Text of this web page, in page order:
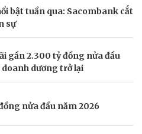
bật tuần qua: Sacombank cắt
sự
gần 2.300 tỷ đồng nửa đầu
dương trở lại
nửa đầu năm 2026